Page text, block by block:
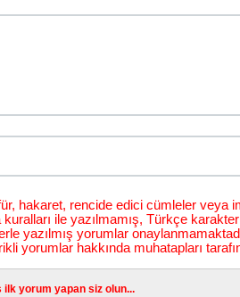
hakaret, rencide edici cümleler veya
ile yazılmamış, Türkçe
yazılmış yorumlar
yorumlar hakkında muhatapları
ilk yorum yapan siz olun...